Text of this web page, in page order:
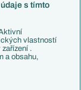
s tímto
vlastností
.
a obsahu,